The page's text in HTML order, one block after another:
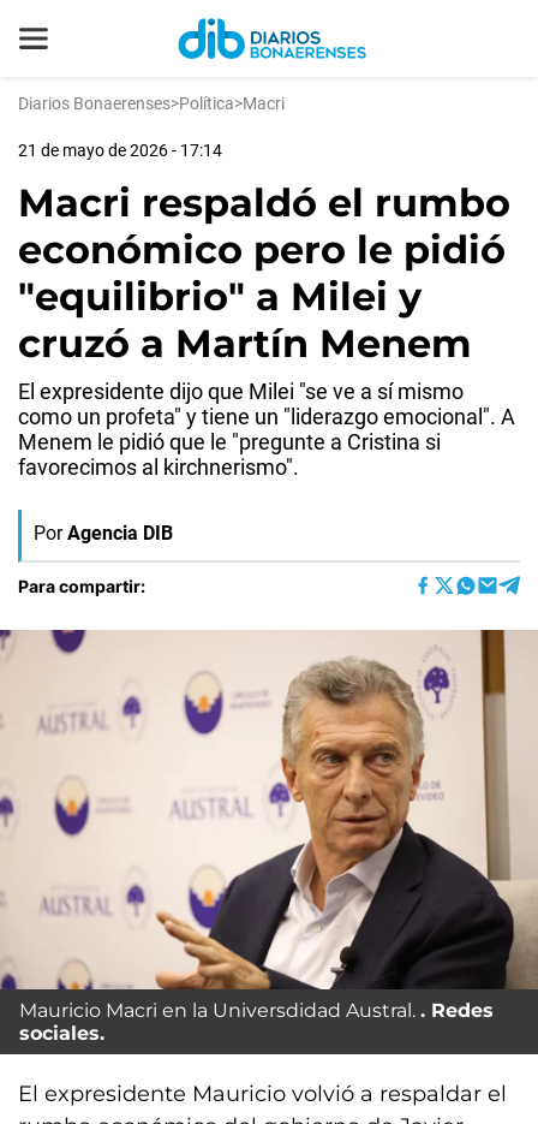
Diarios Bonaerenses>Política>Macri
21 de mayo de 2026 - 17:14
Macri respaldó el rumbo
económico pero le pidió
"equilibrio" a Milei y
cruzó a Martín Menem
El expresidente dijo que Milei "se ve a sí mismo
como un profeta" y tiene un "liderazgo emocional". A
Menem le pidió que le "pregunte a Cristina si
favorecimos al kirchnerismo".
Por Agencia DIB
Para compartir:
Mauricio Macri en la Universdidad Austral.
Redes
sociales.
El expresidente Mauricio volvió a respaldar el